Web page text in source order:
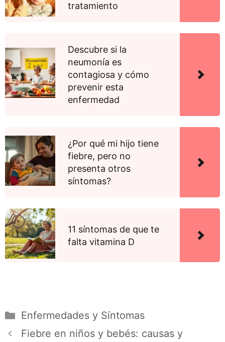
tratamiento
Descubre si la
neumonía es
contagiosa y cómo
prevenir esta
enfermedad
¿Por qué mi hijo tiene
fiebre, pero no
presenta otros
síntomas?
11 síntomas de que te
falta vitamina D
Enfermedades y Síntomas
Fiebre en niños y bebés: causas y